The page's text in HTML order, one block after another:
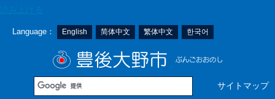
Language： English 简体中文 繁体中文 한국어
サイトマップ